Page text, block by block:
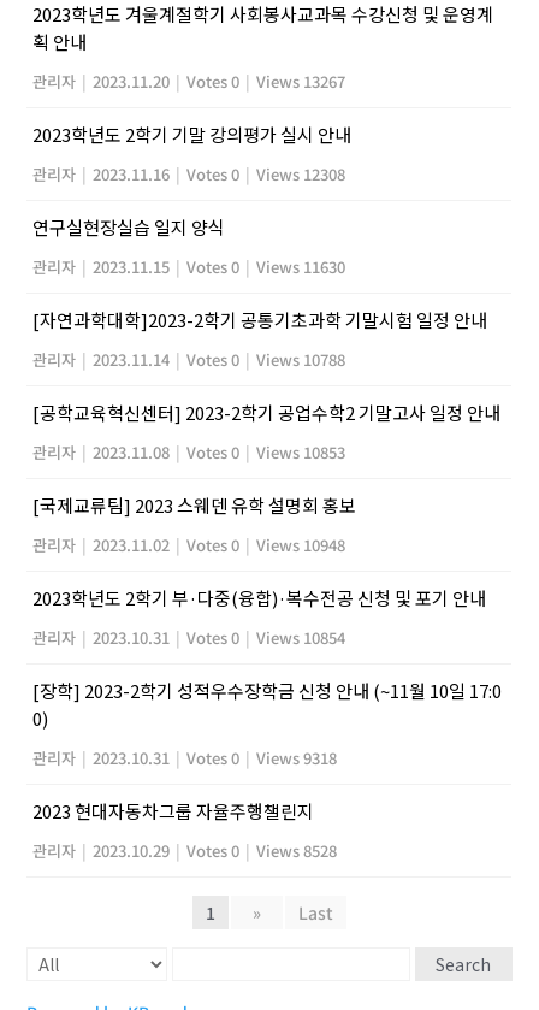
2023학년도 겨울계절학기 사회봉사교과목 수강신청 및 운영계
획 안내
관리자 | 2023.11.20 | Votes 0 | Views 13267
2023학년도 2학기 기말 강의평가 실시 안내
관리자 | 2023.11.16 | Votes 0 | Views 12308
연구실현장실습 일지 양식
관리자 | 2023.11.15 | Votes 0 | Views 11630
[자연과학대학]2023-2학기 공통기초과학 기말시험 일정 안내
관리자 | 2023.11.14 | Votes 0 | Views 10788
[공학교육혁신센터] 2023-2학기 공업수학2 기말고사 일정 안내
관리자 | 2023.11.08 | Votes 0 | Views 10853
[국제교류팀] 2023 스웨덴 유학 설명회 홍보
관리자 | 2023.11.02 | Votes 0 | Views 10948
2023학년도 2학기 부·다중(융합)·복수전공 신청 및 포기 안내
관리자 | 2023.10.31 | Votes 0 | Views 10854
[장학] 2023-2학기 성적우수장학금 신청 안내 (~11월 10일 17:0
0)
관리자 | 2023.10.31 | Votes 0 | Views 9318
2023 현대자동차그룹 자율주행챌린지
관리자 | 2023.10.29 | Votes 0 | Views 8528
1 » Last
Search